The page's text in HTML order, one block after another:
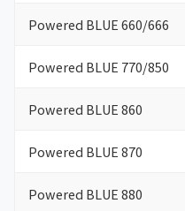
Powered BLUE 660/666
Powered BLUE 770/850
Powered BLUE 860
Powered BLUE 870
Powered BLUE 880